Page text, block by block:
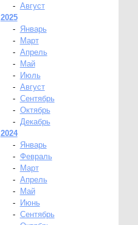
- Август
2025
-
Январь
-
Март
- Апрель
-
Май
-
Июль
- Август
- Сентябрь
- Октябрь
- Декабрь
2024
-
Январь
- Февраль
-
Март
- Апрель
-
Май
-
Июнь
- Сентябрь